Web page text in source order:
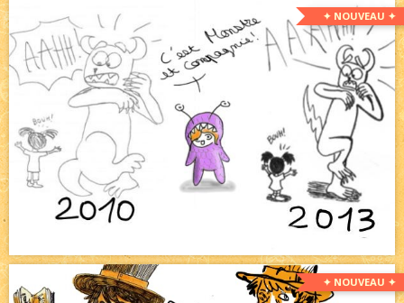
✦ NOUVEAU ✦
✦ NOUVEAU ✦